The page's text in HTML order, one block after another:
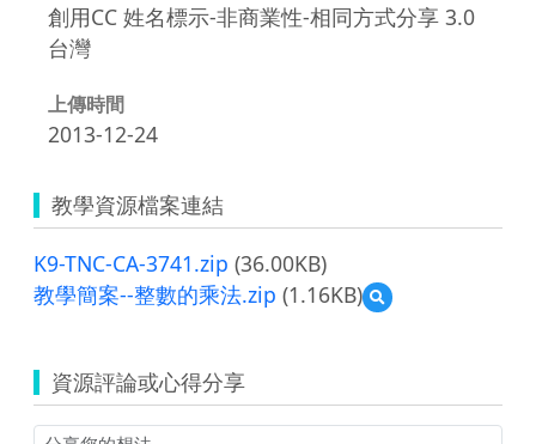
創用CC 姓名標示-非商業性-相同方式分享 3.0
台灣
上傳時間
2013-12-24
教學資源檔案連結
K9-TNC-CA-3741.zip (36.00KB)
教學簡案--整數的乘法.zip (1.16KB)
預
覽
案-
-
資源評論或心得分享